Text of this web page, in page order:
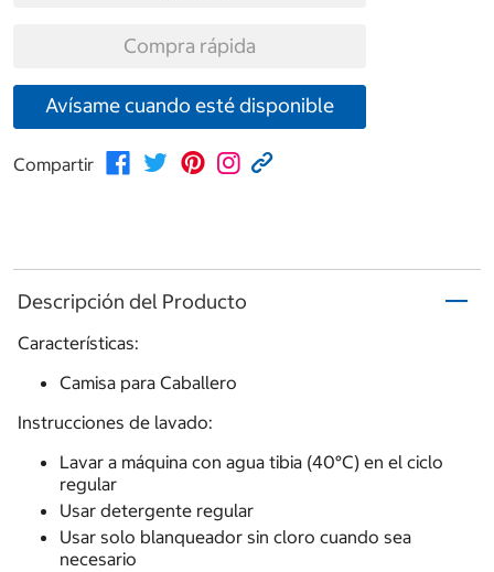
Compra rápida
Avísame cuando esté disponible
Compartir
Descripción del Producto
Características:
Camisa para Caballero
Instrucciones de lavado:
Lavar a máquina con agua tibia (40°C) en el ciclo
regular
Usar detergente regular
Usar solo blanqueador sin cloro cuando sea
necesario